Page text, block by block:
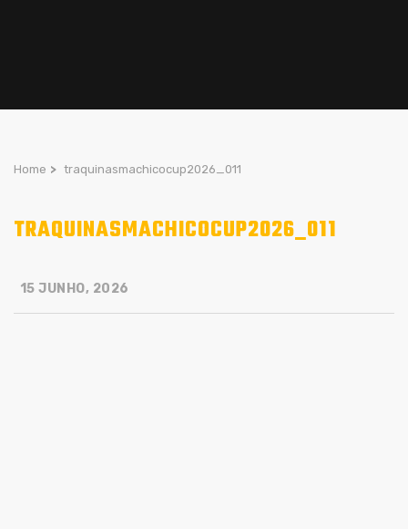
Home > traquinasmachicocup2026_011
TRAQUINASMACHICOCUP2026_011
15 JUNHO, 2026